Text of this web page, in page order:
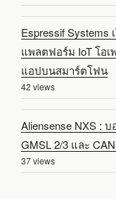
Espressif Systems
แพลตฟอร์ม IoT โอ
แอปบนสมาร์ตโฟน
42 views
Aliensense NXS : บ
GMSL 2/3 และ
37 views